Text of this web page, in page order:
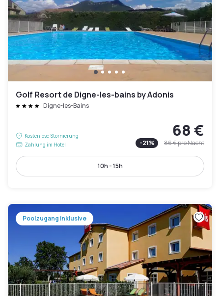
Golf Resort de Digne-les-bains by Adonis
Digne-les-Bains
Kostenlose Stornierung
Zahlung im Hotel
68 €
-21% 86 €pro Nacht
10h - 15h
Poolzugang inklusive